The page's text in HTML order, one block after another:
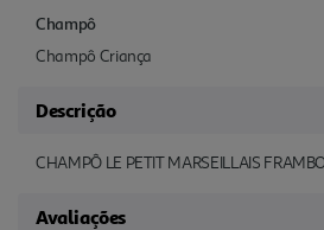
Champô
Champô Criança
Descrição
CHAMPÔ LE PETIT MARSEILLAIS
Avaliações